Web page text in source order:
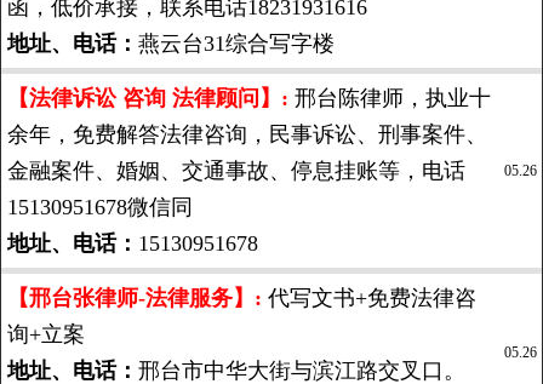
函，低价承接，联系电话18231931616
地址、电话： 燕云台31综合写字楼
【法律诉讼 咨询 法律顾问】: 邢台陈律师，执业十
余年，免费解答法律咨询，民事诉讼、刑事案件、
金融案件、婚姻、交通事故、停息挂账等，电话
15130951678微信同
地址、电话： 15130951678
05.26
【邢台张律师-法律服务】: 代写文书+免费法律咨
询+立案
地址、电话： 邢台市中华大街与滨江路交叉口。
05.26